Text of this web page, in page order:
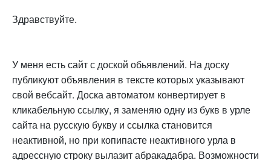
Здравствуйте.
У меня есть сайт с доской обьявлений. На доску
публикуют объявления в тексте которых указывают
свой вебсайт. Доска автоматом конвертирует в
кликабельную ссылку, я заменяю одну из букв в урле
сайта на русскую букву и ссылка становится
неактивной, но при копипасте неактивного урла в
адрессную строку вылазит абракадабра. Возможности